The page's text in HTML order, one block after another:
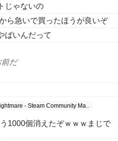
じゃないの
ら急いで買ったほうが良いぞ
ばいんだって
前だ
- Steam Community Ma..
1000個消えたぞｗｗｗまじで